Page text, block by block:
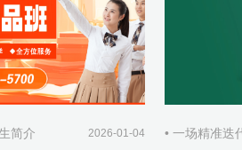
简介 2026-01-04 • 一场精准迭